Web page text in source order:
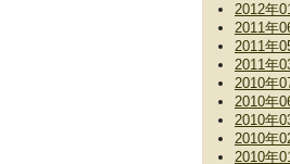
2012年
2011年
2011年
2011年
2010年
2010年
2010年
2010年
2010年